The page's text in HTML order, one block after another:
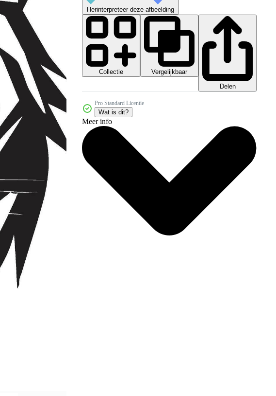
Herinterpreteer deze afbeelding
Collectie
Vergelijkbaar
Delen
Pro Standard Licentie
Wat is dit?
Meer info